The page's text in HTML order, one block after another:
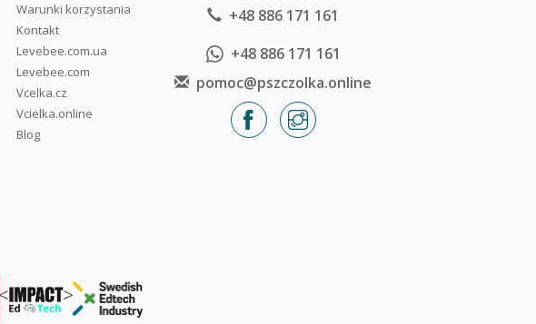
Warunki korzystania
Kontakt
Levebee.com.ua
Levebee.com
Vcelka.cz
Vcielka.online
Blog
+48 886 171 161
+48 886 171 161
pomoc@pszczolka.online